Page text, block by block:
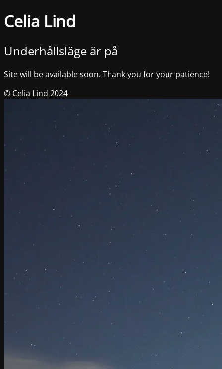
Celia Lind
Underhållsläge är på
Site will be available soon. Thank you for your patience!
© Celia Lind 2024